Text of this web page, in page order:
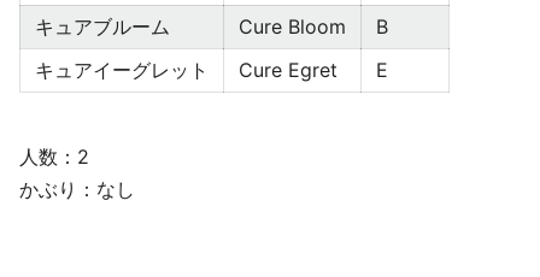
キュアブルーム
Cure Bloom
B
キュアイーグレット
Cure Egret E
人数：2
かぶり：なし